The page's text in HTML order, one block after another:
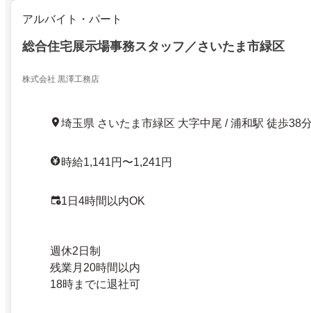
アルバイト・パート
総合住宅展示場事務スタッフ／さいたま市緑区
株式会社 黒澤工務店
埼玉県 さいたま市緑区 大字中尾 / 浦和駅 徒歩38
時給1,141円〜1,241円
1日4時間以内OK
週休2日制
残業月20時間以内
18時までに退社可